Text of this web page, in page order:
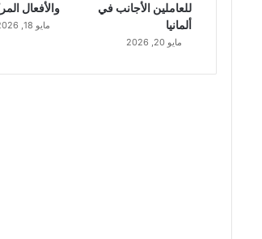
للعاملين الأجانب في
ألمانيا
مايو 20, 2026
والأفعال
مايو 18, 2026